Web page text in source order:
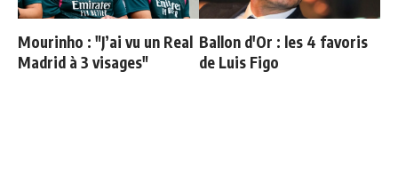
Mourinho : "J’ai vu un Real
Madrid à 3 visages"
Ballon d'Or : les 4 favoris
de Luis Figo